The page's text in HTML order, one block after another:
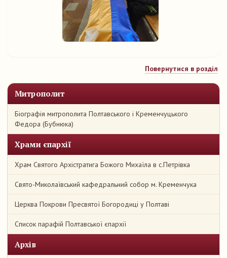
Митрополит
Біографія митрополита Полтавського і Кременчуцького
Федора (Бубнюка)
Храми єпархії
Храм Святого Архістратига Божого Михаїла в с.Петрівка
Свято-Миколаївський кафедральний собор м. Кременчука
Церква Покрови Пресвятої Богородиці у Полтаві
Список парафій Полтавської єпархії
Архів
Повернутися в розділ